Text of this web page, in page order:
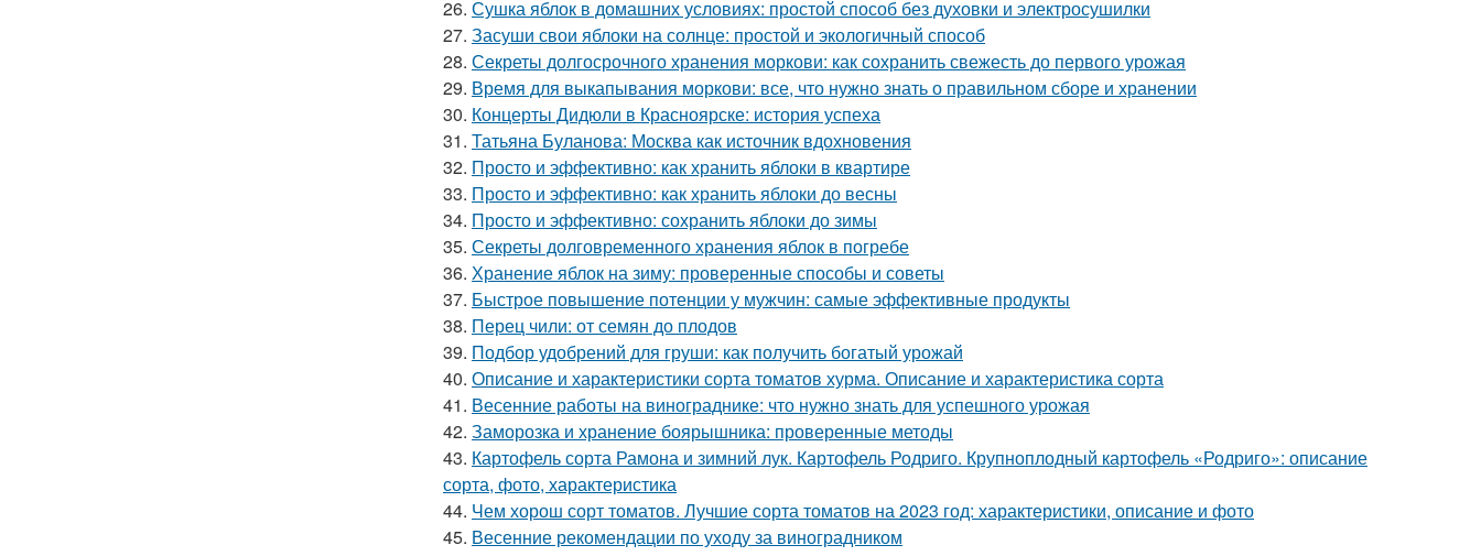
26. Сушка яблок в домашних условиях: простой способ без духовки и электросушилки
27. Засуши свои яблоки на солнце: простой и экологичный способ
28. Секреты долгосрочного хранения моркови: как сохранить свежесть до первого урожая
29. Время для выкапывания моркови: все, что нужно знать о правильном сборе и хранении
30. Концерты Дидюли в Красноярске: история успеха
31. Татьяна Буланова: Москва как источник вдохновения
32. Просто и эффективно: как хранить яблоки в квартире
33. Просто и эффективно: как хранить яблоки до весны
34. Просто и эффективно: сохранить яблоки до зимы
35. Секреты долговременного хранения яблок в погребе
36. Хранение яблок на зиму: проверенные способы и советы
37. Быстрое повышение потенции у мужчин: самые эффективные продукты
38. Перец чили: от семян до плодов
39. Подбор удобрений для груши: как получить богатый урожай
40. Описание и характеристики сорта томатов хурма. Описание и характеристика сорта
41. Весенние работы на винограднике: что нужно знать для успешного урожая
42. Заморозка и хранение боярышника: проверенные методы
43. Картофель сорта Рамона и зимний лук. Картофель Родриго. Крупноплодный картофель «Родриго»: описание
сорта, фото, характеристика
44. Чем хорош сорт томатов. Лучшие сорта томатов на 2023 год: характеристики, описание и фото
45. Весенние рекомендации по уходу за виноградником